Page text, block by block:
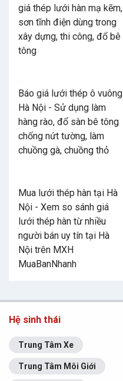
giá thép lưới hàn mạ kẽm,
sơn tĩnh điện dùng trong
xây dựng, thi công, đổ bê
tông
Báo giá lưới thép ô vuông
Hà Nội - Sử dụng làm
hàng rào, đổ sàn bê tông
chống nứt tường, làm
chuồng gà, chuồng thỏ
Mua lưới thép hàn tại Hà
Nội - Xem so sánh giá
lưới thép hàn từ nhiều
người bán uy tín tại Hà
Nội trên MXH
MuaBanNhanh
Hệ sinh thái
Trung Tâm Xe
Trung Tâm Môi Giới